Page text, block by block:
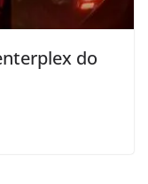
do